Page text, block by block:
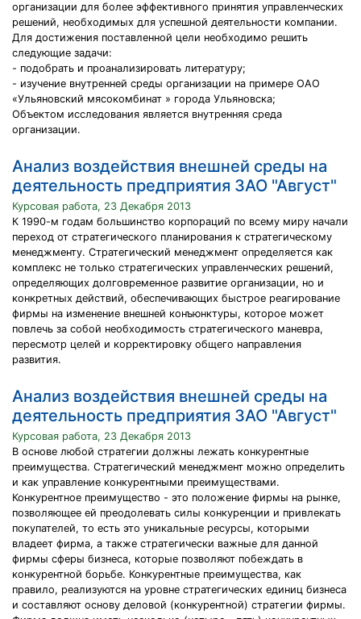
организации для более эффективного принятия управленческих
решений, необходимых для успешной деятельности компании.
Для достижения поставленной цели необходимо решить
следующие задачи:
- подобрать и проанализировать литературу;
- изучение внутренней среды организации на примере ОAO
«Ульяновский мясокомбинат » города Ульяновска;
Объектом исследования является внутренняя среда
организации.
Анализ воздействия внешней среды на
деятельность предприятия ЗАО "Август"
Курсовая работа, 23 Декабря 2013
К 1990-м годам большинство корпораций по всему миру начали
переход от стратегического планирования к стратегическому
менеджменту. Стратегический менеджмент определяется как
комплекс не только стратегических управленческих решений,
определяющих долговременное развитие организации, но и
конкретных действий, обеспечивающих быстрое реагирование
фирмы на изменение внешней конъюнктуры, которое может
повлечь за собой необходимость стратегического маневра,
пересмотр целей и корректировку общего направления
развития.
Анализ воздействия внешней среды на
деятельность предприятия ЗАО "Август"
Курсовая работа, 23 Декабря 2013
В основе любой стратегии должны лежать конкурентные
преимущества. Стратегический менеджмент можно определить
и как управление конкурентными преимуществами.
Конкурентное преимущество - это положение фирмы на рынке,
позволяющее ей преодолевать силы конкуренции и привлекать
покупателей, то есть это уникальные ресурсы, которыми
владеет фирма, а также стратегически важные для данной
фирмы сферы бизнеса, которые позволяют побеждать в
конкурентной борьбе. Конкурентные преимущества, как
правило, реализуются на уровне стратегических единиц бизнеса
и составляют основу деловой (конкурентной) стратегии фирмы.